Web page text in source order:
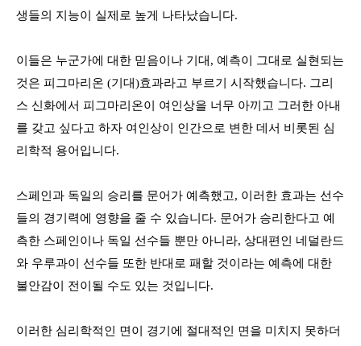
생들의 지능이 실제로 높게 나타났습니다.
이들은 누군가에 대한 믿음이나 기대 , 예측이 그대로 실현되는
것은 피그마리온 (기대)효과라고 부르기 시작했습니다. 그리
스 신화에서 피그마리온이 여인상을 너무 아끼고 그러한 아내
를 갖고 싶다고 하자 여인상이 인간으로 변한 데서 비롯된 심
리학적 용어입니다.
스페인과 독일의 승리를 문어가 예측했고, 이러한 효과는 선수
들의 경기력에 영향을 줄 수 있습니다. 문어가 승리한다고 예
측한 스페인이나 독일 선수들 뿐만 아니라, 상대편인 네덜란드
와 우루과이 선수들 또한 반대로 패할 것이라는 예측에 대한
불안감이 전이될 수도 있는 것입니다.
이러한 심리학적인 면이 경기에 절대적인 면을 미치지 못하더